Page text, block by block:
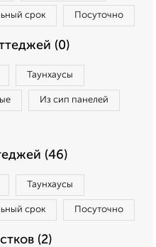
срок Посуточно
(0)
Таунхаусы
Из сип панелей
(46)
Таунхаусы
срок Посуточно
(2)